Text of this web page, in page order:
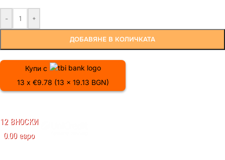
- +
ДОБАВЯНЕ В КОЛИЧКАТА
Купи с
13 x €9.78 (13 x 19.13 BGN)
12 ВНОСКИ
0.00 евро